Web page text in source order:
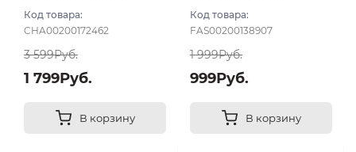
Код товара:
CHA00200172462
3 599Руб.
1 799Руб.
В корзину
Код товара:
FAS00200138907
1 999Руб.
999Руб.
В корзину